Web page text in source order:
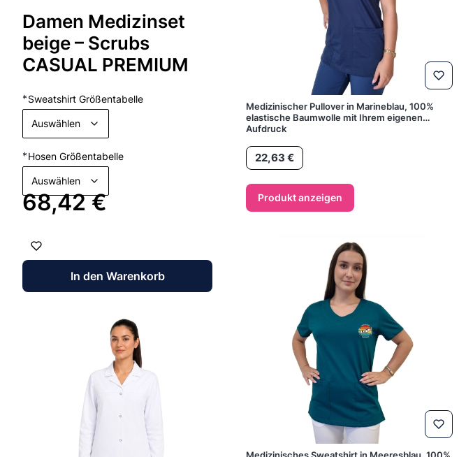
Damen Medizinset
beige – Scrubs
CASUAL PREMIUM
*Sweatshirt Größentabelle
Auswählen
*Hosen Größentabelle
Auswählen
Preis
68,42 €
In den Warenkorb
Medizinischer Pullover in Marineblau, 100%
elastische Baumwolle mit Ihrem eigenen
Aufdruck
Preis22,63 €
Produkt anzeigen
Medizinisches Sweatshirt in Meeresblau, 100%